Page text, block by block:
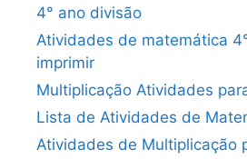
4° ano divisão
Atividades de matemática
imprimir
Multiplicação Atividades
Lista de Atividades de
Atividades de Multiplicação